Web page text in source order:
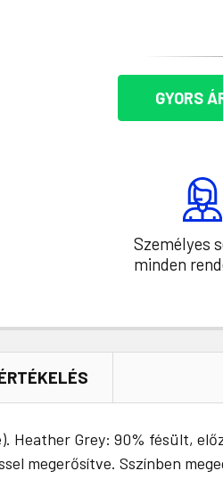
GYORS
Személyes
minden
Heather Grey: 90% fésült,
megerősítve. Sszínben